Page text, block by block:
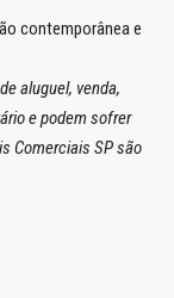
contemporânea e
aluguel, venda,
e podem sofrer
Comerciais SP são